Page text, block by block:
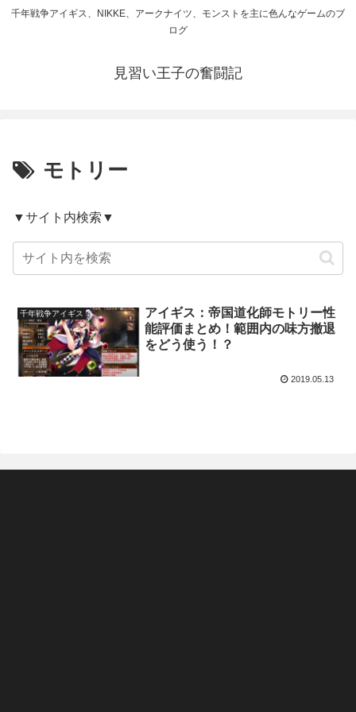
千年戦争アイギス、NIKKE、アークナイツ、モンストを主に色んなゲームのブ
ログ
見習い王子の奮闘記
モトリー
▼サイト内検索▼
千年戦争アイギス
アイギス：帝国道化師モトリー性
能評価まとめ！範囲内の味方撤退
をどう使う！？
2019.05.13